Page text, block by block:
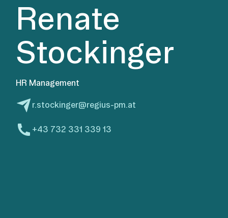
Renate
Stockinger
HR Management
r.stockinger@regius-pm.at
+43 732 331 339 13